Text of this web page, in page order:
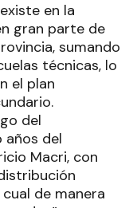
en la
gran parte de
sumando
técnicas, lo
el plan
del
años del
Macri, con
de manera